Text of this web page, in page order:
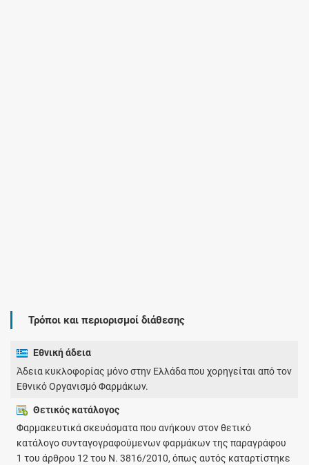
Τρόποι και περιορισμοί διάθεσης
Εθνική άδεια
Άδεια κυκλοφορίας μόνο στην Ελλάδα που χορηγείται από τον
Εθνικό Οργανισμό Φαρμάκων.
Θετικός κατάλογος
Φαρμακευτικά σκευάσματα που ανήκουν στον θετικό
κατάλογο συνταγογραφούμενων φαρμάκων της παραγράφου
1 του άρθρου 12 του Ν. 3816/2010, όπως αυτός καταρτίστηκε